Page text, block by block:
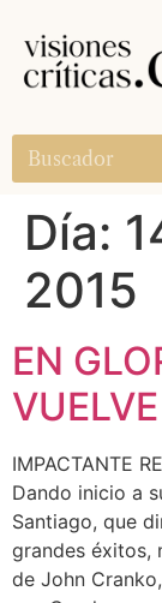
Día:
2015
EN
IMPACTANTE
Dando inicio a
Santiago, que
grandes éxitos,
de John